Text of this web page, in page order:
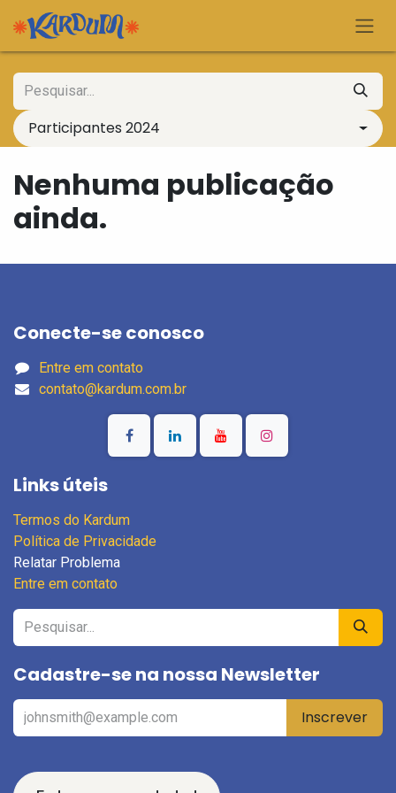
Pular para o conteúdo
Participantes 2024
Nenhuma publicação
ainda.
Conecte-se conosco
Entre em contato
contato@kardum.com.br
Links úteis
Termos do Kardum
Política de Privacidade
Relatar Problema
Entre em contato
Cadastre-se na nossa Newsletter
Inscrever